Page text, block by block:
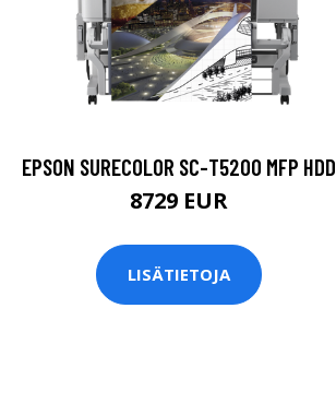
EPSON SURECOLOR SC-T5200 MFP HDD
8729 EUR
LISÄTIETOJA